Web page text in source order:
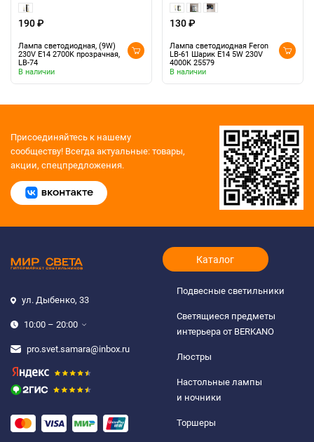
190 ₽
Лампа светодиодная, (9W)
230V E14 2700K прозрачная,
LB-74
В наличии
130 ₽
Лампа светодиодная Feron
LB-61 Шарик E14 5W 230V
4000K 25579
В наличии
Присоединяйтесь к нашему
сообществу! Всегда актуальные: товары,
акции, спецпредложения.
ул. Дыбенко, 33
10:00 – 20:00
pro.svet.samara@inbox.ru
Каталог
Подвесные светильники
Светящиеся предметы
интерьера от BERKANO
Люстры
Настольные лампы
и ночники
Торшеры